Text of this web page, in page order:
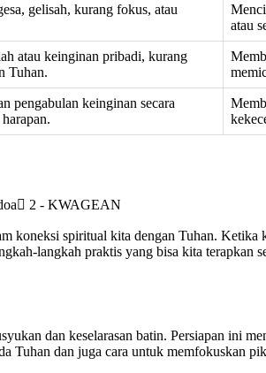
gelisah, kurang fokus, atau
atau
atau keinginan pribadi, kurang
Tuhan.
pengabulan keinginan secara
koneksi spiritual kita dengan Tuhan.
langkah praktis yang bisa kita terapkan
dan keselarasan batin. Persiapan ini
Tuhan dan juga cara untuk memfokuskan